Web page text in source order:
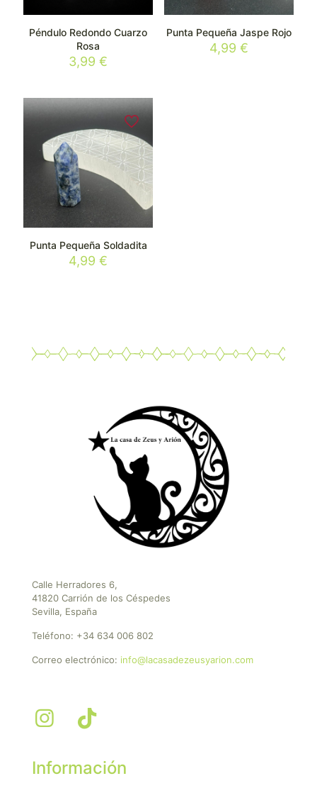
Péndulo Redondo Cuarzo
Rosa
3,99€
Punta Pequeña Jaspe Rojo
4,99 €
Punta Pequeña Soldadita
4,99€
Calle Herradores 6,
41820 Carrión de los Céspedes
Sevilla, España
Teléfono: +34 634 006 802
Correo electrónico: info@lacasadezeusyarion.com
Información